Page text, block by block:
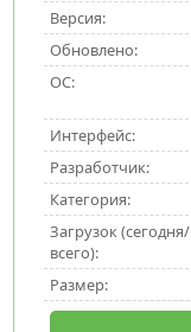
Версия:
Обновлено:
ОС:
Интерфейс:
Разработчик:
Категория:
Загрузок (сегодня/
всего):
Размер: